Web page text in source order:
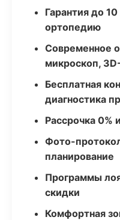
Гарантия до
ортопедию
Современное
микроскоп,
Бесплатная
диагностика
Рассрочка 0%
Фото-
планирование
Программы
скидки
Комфортная